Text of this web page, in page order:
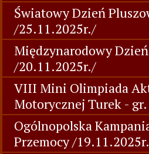
Światowy Dzień
/25.11.2025r./
Międzynarodowy
/20.11.2025r./
VIII Mini Olimpiada
Motorycznej Turek -
Ogólnopolska
Przemocy /